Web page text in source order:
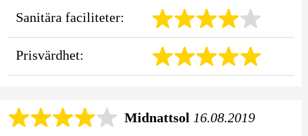
Sanitära faciliteter:
Prisvärdhet:
Midnattsol 16.08.2019